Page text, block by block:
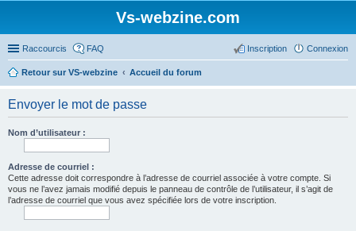
Vs-webzine.com
Raccourcis FAQ Connexion
Inscription
Retour sur VS-webzine Accueil du forum
Envoyer le mot de passe
Nom d’utilisateur :
Adresse de courriel :
Cette adresse doit correspondre à l’adresse de courriel associée à votre compte. Si
vous ne l’avez jamais modifié depuis le panneau de contrôle de l’utilisateur, il s’agit de
l’adresse de courriel que vous avez spécifiée lors de votre inscription.